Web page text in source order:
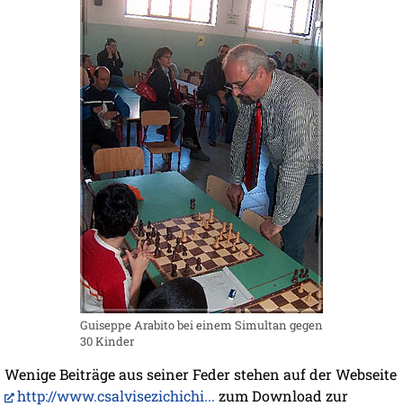
Guiseppe Arabito bei einem Simultan gegen
30 Kinder
Wenige Beiträge aus seiner Feder stehen auf der Webseite
http://www.csalvisezichichi... zum Download zur